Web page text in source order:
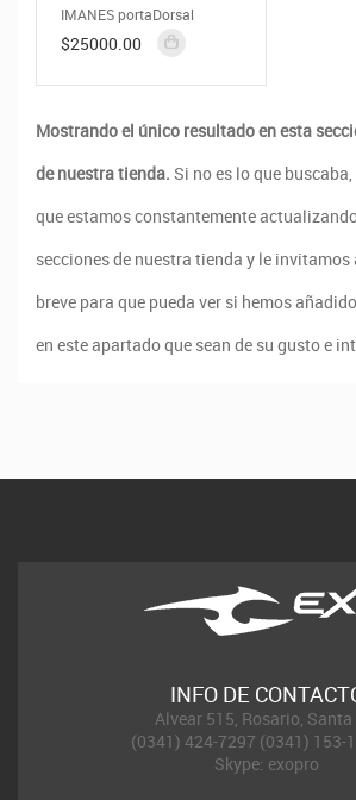
IMANES portaDorsal
$25000.00
Mostrando el único resultado en esta
de nuestra tienda. Si no es lo que
que estamos constantemente
secciones de nuestra tienda y le
breve para que pueda ver si hemos
en este apartado que sean de su gusto e
INFO DE
Alvear 515, Rosario, Santa
(0341) 424-7297 (0341) 153-
Skype: exopro